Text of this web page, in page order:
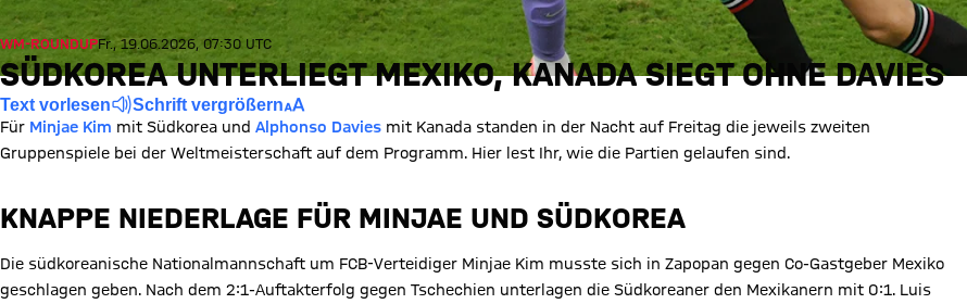
WM-ROUNDUPFr., 19.06.2026, 07:30 UTC
SÜDKOREA UNTERLIEGT MEXIKO, KANADA SIEGT OHNE DAVIES
Text vorlesen Schrift vergrößern
Für Minjae Kim mit Südkorea und Alphonso Davies mit Kanada standen in der Nacht auf Freitag die jeweils zweiten
Gruppenspiele bei der Weltmeisterschaft auf dem Programm. Hier lest Ihr, wie die Partien gelaufen sind.
KNAPPE NIEDERLAGE FÜR MINJAE UND SÜDKOREA
Die südkoreanische Nationalmannschaft um FCB-Verteidiger Minjae Kim musste sich in Zapopan gegen Co-Gastgeber Mexiko
geschlagen geben. Nach dem 2:1-Auftakterfolg gegen Tschechien unterlagen die Südkoreaner den Mexikanern mit 0:1. Luis